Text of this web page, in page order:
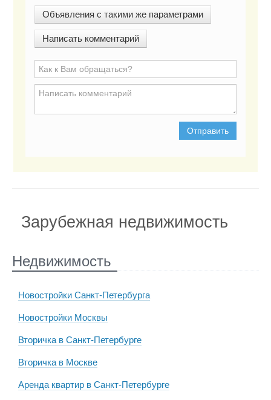
Объявления с такими же параметрами
Написать комментарий
Отправить
Зарубежная недвижимость
Недвижимость
Новостройки Санкт-Петербурга
Новостройки Москвы
Вторичка в Санкт-Петербурге
Вторичка в Москве
Аренда квартир в Санкт-Петербурге